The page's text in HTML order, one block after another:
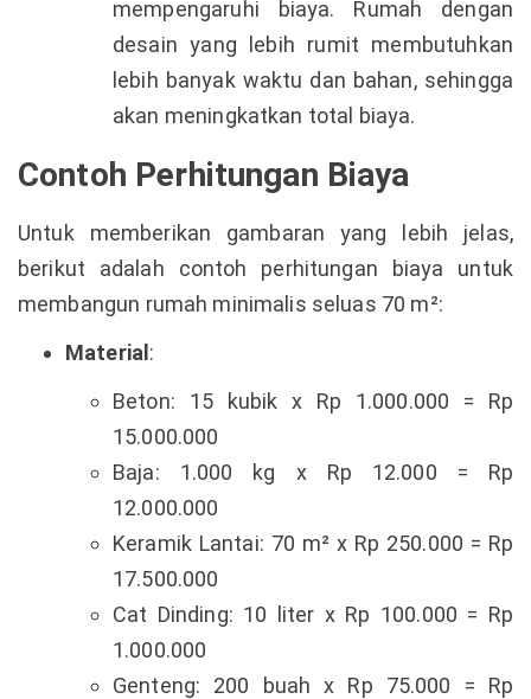
mempengaruhi biaya. Rumah dengan
desain yang lebih rumit membutuhkan
lebih banyak waktu dan bahan, sehingga
akan meningkatkan total biaya.
Contoh Perhitungan Biaya
Untuk memberikan gambaran yang lebih jelas,
berikut adalah contoh perhitungan biaya untuk
membangun rumah minimalis seluas 70 m²:
Material :
Beton: 15 kubik x Rp 1.000.000 = Rp
15.000.000
Baja: 1.000 kg x Rp 12.000 = Rp
12.000.000
Keramik Lantai: 70 m² x Rp 250.000 = Rp
17.500.000
Cat Dinding: 10 liter x Rp 100.000 = Rp
1.000.000
Genteng: 200 buah x Rp 75.000 = Rp